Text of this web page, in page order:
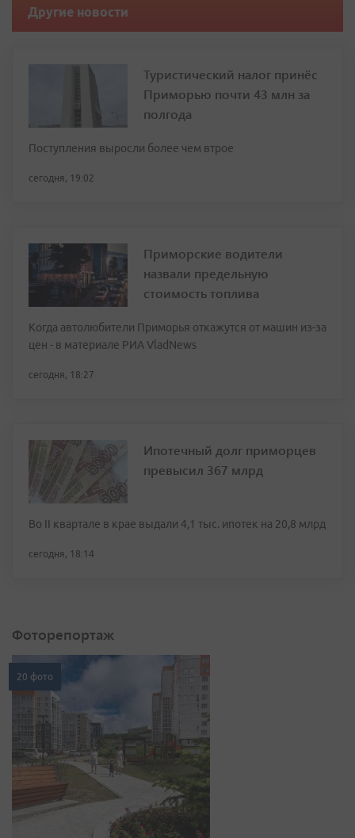
Другие новости
Туристический налог принёс
Приморью почти 43 млн за
полгода
Поступления выросли более чем втрое
сегодня, 19:02
Приморские водители
назвали предельную
стоимость топлива
Когда автолюбители Приморья откажутся от машин из-за
цен - в материале РИА VladNews
сегодня, 18:27
Ипотечный долг приморцев
превысил 367 млрд
Во II квартале в крае выдали 4,1 тыс. ипотек на 20,8 млрд
сегодня, 18:14
Фоторепортаж
20 фото